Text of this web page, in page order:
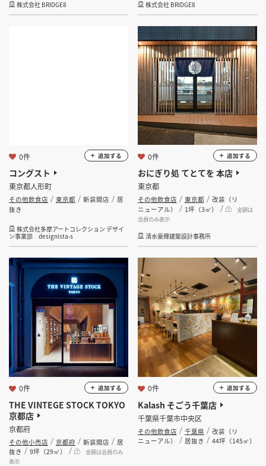
株式会社 BRIDGE8 株式会社 BRIDGE8
コングスト
東京都人形町
その他飲食店 東京都 新装開店
居
抜き
株式会社多摩アートコレクション デザイ
ン事業部 designista-s
0件 追加する
おにぎり処 てとてを 本店
東京都
その他飲食店 東京都
改装（リ
ニューアル）
1坪（3㎡）
金額は
会員のみ表示
清水豪輝建築設計事務所
0件 追加する
THE VINTEGE STOCK TOKYO
京都店
京都府
その他小売店 京都府 新装開店
居
抜き
9坪（29㎡）
金額は会員のみ
表示
0件 追加する
Kalash そごう千葉店
千葉県千葉市中央区
その他飲食店 千葉県
改装（リ
ニューアル）
居抜き 44坪（145㎡）
0件 追加する